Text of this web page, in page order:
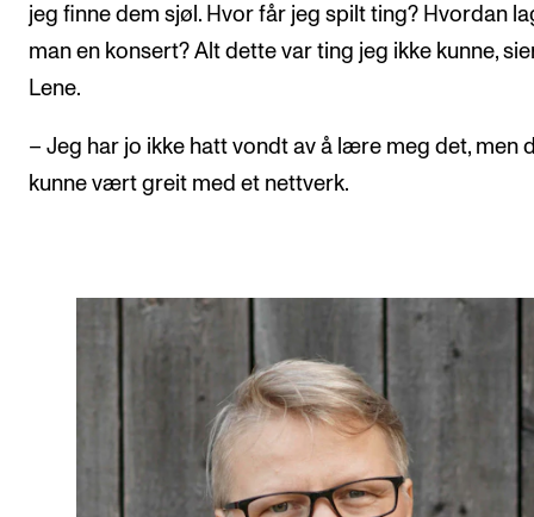
jeg finne dem sjøl. Hvor får jeg spilt ting? Hvordan
man en konsert? Alt dette var ting jeg ikke kunne,
Lene.
– Jeg har jo ikke hatt vondt av å lære meg det, men
kunne vært greit med et nettverk.